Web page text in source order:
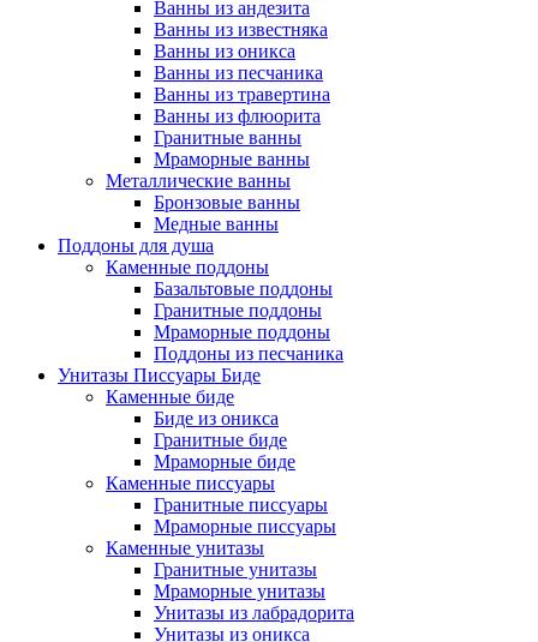
Ванны из андезита
Ванны из известняка
Ванны из оникса
Ванны из песчаника
Ванны из травертина
Ванны из флюорита
Гранитные ванны
Мраморные ванны
Металлические ванны
Бронзовые ванны
Медные ванны
Поддоны для душа
Каменные поддоны
Базальтовые поддоны
Гранитные поддоны
Мраморные поддоны
Поддоны из песчаника
Унитазы Писсуары Биде
Каменные биде
Биде из оникса
Гранитные биде
Мраморные биде
Каменные писсуары
Гранитные писсуары
Мраморные писсуары
Каменные унитазы
Гранитные унитазы
Мраморные унитазы
Унитазы из лабрадорита
Унитазы из оникса